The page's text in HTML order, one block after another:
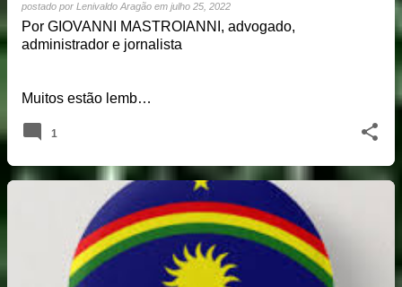
postado por Lenivaldo Aragão em julho 25, 2022
Por GIOVANNI MASTROIANNI, advogado,
administrador e jornalista
Muitos estão lemb…
1